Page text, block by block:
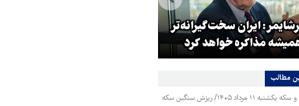
ایران سخت‌گیرانه‌تر
مذاکره خواهد کرد
مطالب
قیمت طلا و سکه یکشنبه ۱۱ مرداد ۱۴۰۵/ ریزش سنگین سکه